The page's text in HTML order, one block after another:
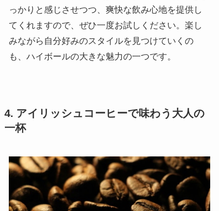
っかりと感じさせつつ、爽快な飲み心地を提供し
てくれますので、ぜひ一度お試しください。楽し
みながら自分好みのスタイルを見つけていくの
も、ハイボールの大きな魅力の一つです。
4. アイリッシュコーヒーで味わう大人の
一杯